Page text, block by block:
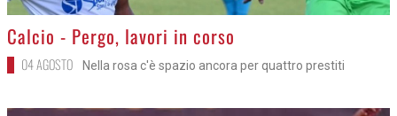
>
Calcio - Pergo, lavori in corso
04 AGOSTO Nella rosa c'è spazio ancora per quattro prestiti